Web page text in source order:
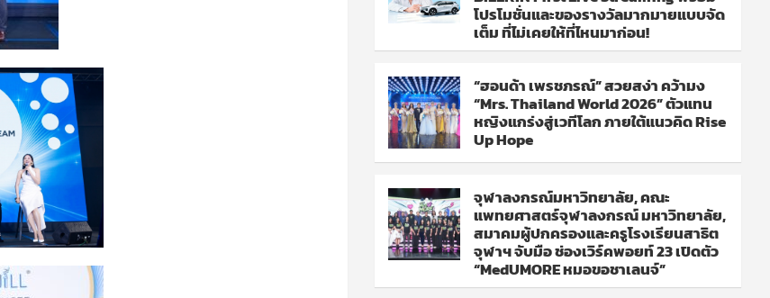
โปรโมชั่นและของรางวัลมากมายแบบจัด
เต็ม ที่ไม่เคยให้ที่ไหนมาก่อน!
“ฮอนด้า เพรชภรณ์” สวยสง่า คว้ามง
“Mrs. Thailand World 2026” ตัวแทน
หญิงแกร่งสู่เวทีโลก ภายใต้แนวคิด Rise
Up Hope
จุฬาลงกรณ์มหาวิทยาลัย, คณะ
แพทยศาสตร์จุฬาลงกรณ์ มหาวิทยาลัย,
สมาคมผู้ปกครองและครูโรงเรียนสาธิต
จุฬาฯ จับมือ ช่องเวิร์คพอยท์ 23 เปิดตัว
“MedUMORE หมอขอชาเลนจ์”